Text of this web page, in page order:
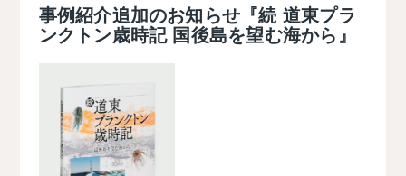
事例紹介追加のお知らせ『続 道東プラ
ンクトン歳時記 国後島を望む海から』